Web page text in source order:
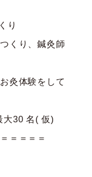
り
くり、鍼灸師
灸体験をして
30 名( 仮)
＝＝＝＝